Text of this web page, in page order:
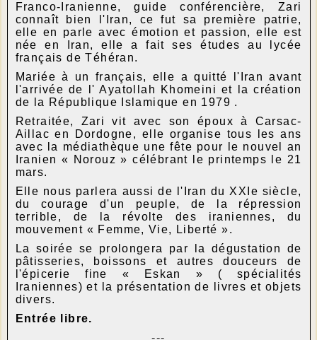
Franco-Iranienne, guide conférencière, Zari
connaît bien l'Iran, ce fut sa première patrie,
elle en parle avec émotion et passion, elle est
née en Iran, elle a fait ses études au lycée
français de Téhéran.
Mariée à un français, elle a quitté l'Iran avant
l'arrivée de l' Ayatollah Khomeini et la création
de la République Islamique en 1979 .
Retraitée, Zari vit avec son époux à Carsac-
Aillac en Dordogne, elle organise tous les ans
avec la médiathèque une fête pour le nouvel an
Iranien « Norouz » célébrant le printemps le 21
mars.
Elle nous parlera aussi de l'Iran du XXIe siècle,
du courage d'un peuple, de la répression
terrible, de la révolte des iraniennes, du
mouvement « Femme, Vie, Liberté ».
La soirée se prolongera par la dégustation de
pâtisseries, boissons et autres douceurs de
l'épicerie fine « Eskan » ( spécialités
Iraniennes) et la présentation de livres et objets
divers.
Entrée libre.
---